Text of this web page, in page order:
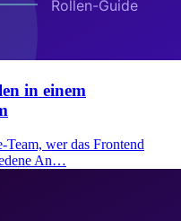
in einem
Team, wer das Frontend
An…